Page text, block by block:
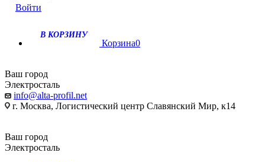
Войти
В КОРЗИНУ
Корзина0
Ваш город
Электросталь
info@alta-profil.net
г. Москва, Логистический центр Славянский Мир, к14
Ваш город
Электросталь